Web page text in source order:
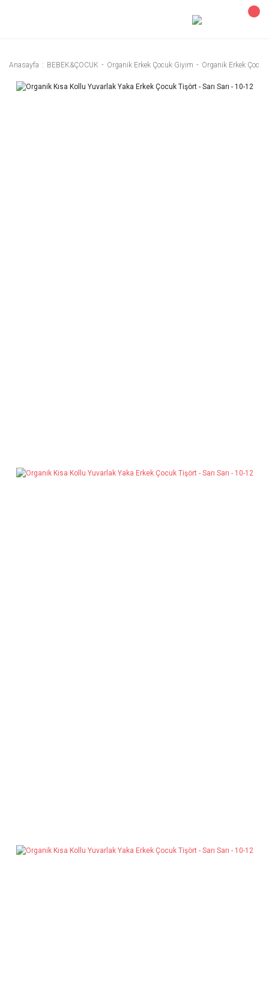
Anasayfa BEBEK&ÇOCUK Organik Erkek Çocuk Giyim Organik Erkek Çocuk